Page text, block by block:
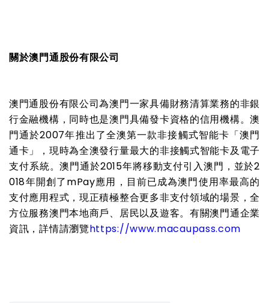
關於澳門通股份有限公司
澳門通股份有限公司為澳門一家具備財務清算業務的非銀
行金融機構，同時也是澳門具備發卡資格的信用機構。澳
門通於2007年推出了全澳第一款非接觸式智能卡「澳門
通卡」，現時為全澳發行量最大的非接觸式智能卡及電子
支付系統。澳門通於2015年將移動支付引入澳門，並於2
018年開創了mPay應用，目前已成為澳門使用率最高的
支付應用程式，現正積極整合更多非支付領域的場景，全
方位服務澳門本地商戶、居民以及遊客。有關澳門通企業
資訊，詳情請瀏覽https://www.macaupass.com